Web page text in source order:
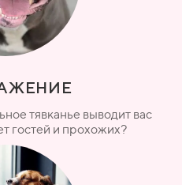
тявканье выводит вас
гостей и прохожих?